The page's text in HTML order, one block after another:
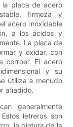
la placa de acero
firmeza y
acero inoxidable
a los ácidos y
La placa de
y oxidar, con
corroer. El acero
y su
utiliza a menudo
añadido.
generalmente
letreros son